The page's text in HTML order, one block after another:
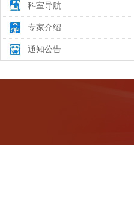
科室导航
专家介绍
通知公告